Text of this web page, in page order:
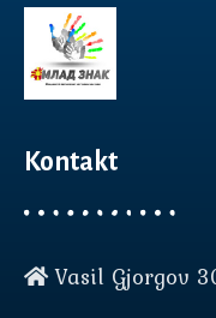
Kontakt
Vasil Gjorgov